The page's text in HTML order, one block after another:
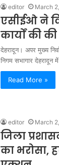
editor March
एसीईओ ने
कार्यों की
देहरादून। अपर मुख्य
निगम सभागार देहरादून
Read More »
editor March
जिला
का भरोसा,